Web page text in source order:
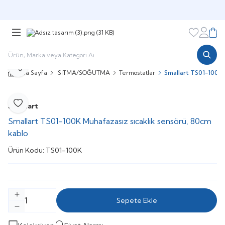
Favorilerim
Ana Sayfa ISITMA/SOĞUTMA Termostatlar Smallart TS01-100K
Favoriye Ekle
Paylaş
Smallart
Smallart TS01-100K Muhafazasız sıcaklık sensörü, 80cm
kablo
Ürün Kodu: TS01-100K
Sepete Ekle